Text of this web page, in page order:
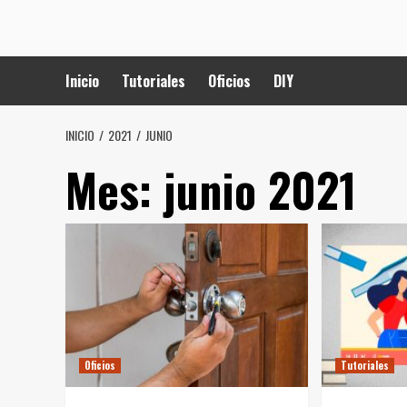
contenido
Inicio
Tutoriales Oficios DIY
INICIO 2021 JUNIO
Mes: junio 2021
Oficios Tutoriales